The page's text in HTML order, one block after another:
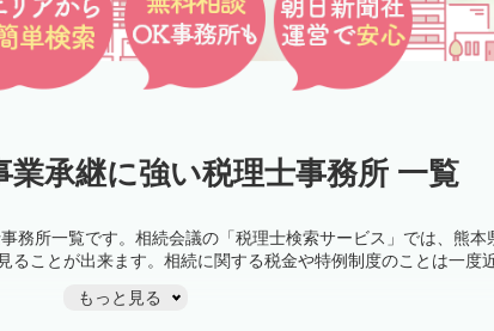
承継に強い税理士事務所 一覧
務所一覧です。相続会議の「税理士検索サービス」では、熊本
ることが出来ます。相続に関する税金や特例制度のことは一度
もっと見る